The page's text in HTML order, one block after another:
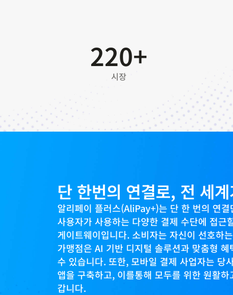
220+
시장
단 한번의 연결로, 전 세
알리페이 플러스(AliPay+)는 단 한 번의 연
사용자가 사용하는 다양한 결제 수단에 접근
게이트웨이입니다. 소비자는 자신이 선호하
가맹점은 AI 기반 디지털 솔루션과 맞춤형
수 있습니다. 또한, 모바일 결제 사업자는 당
앱을 구축하고, 이를통해 모두를 위한 원활
갑니다.